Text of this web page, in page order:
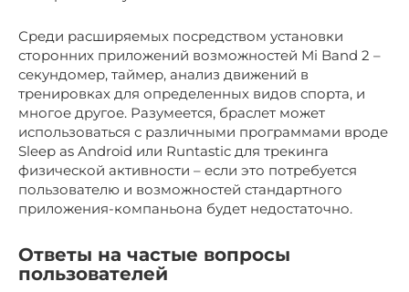
Среди расширяемых посредством установки
сторонних приложений возможностей Mi Band 2 –
секундомер, таймер, анализ движений в
тренировках для определенных видов спорта, и
многое другое. Разумеется, браслет может
использоваться с различными программами вроде
Sleep as Android или Runtastic для трекинга
физической активности – если это потребуется
пользователю и возможностей стандартного
приложения-компаньона будет недостаточно.
Ответы на частые вопросы
пользователей